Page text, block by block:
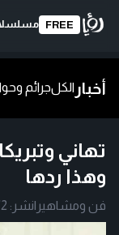
FREE
أخبار الكلجرائم
تهاني
وهذا ردها
فن ومشاهير |نشر: